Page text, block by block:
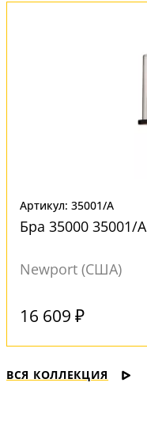
Артикул: 35001/A
Бра 35000 35001/A
Newport (США)
16 609 ₽
ВСЯ КОЛЛЕКЦИЯ